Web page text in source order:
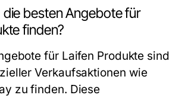
besten Angebote für
finden?
für Laifen Produkte sind
Verkaufsaktionen wie
zu finden. Diese